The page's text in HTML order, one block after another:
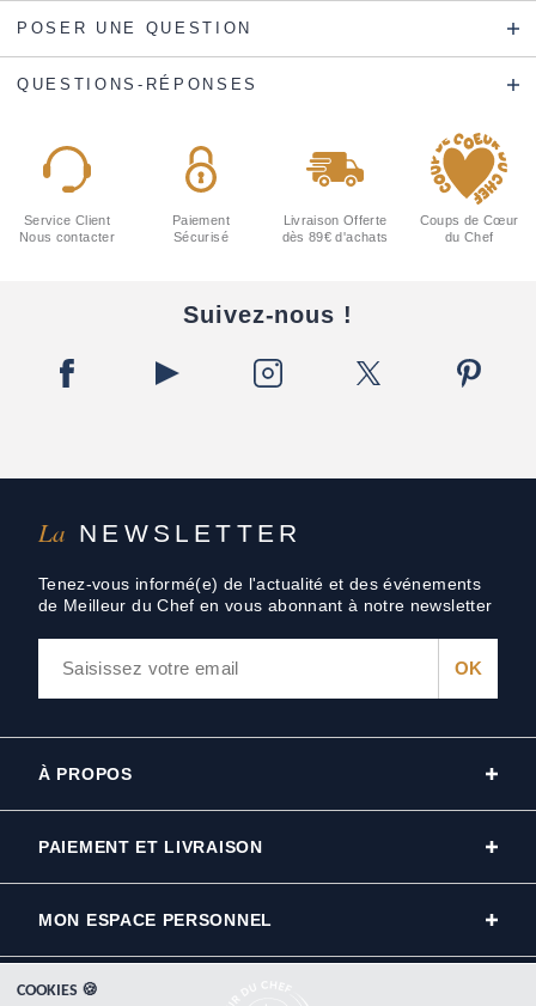
POSER UNE QUESTION
QUESTIONS-RÉPONSES
La NEWSLETTER
Tenez-vous informé(e) de l'actualité et des événements
de Meilleur du Chef en vous abonnant à notre newsletter
Service Client
Nous contacter
Paiement
Sécurisé
Livraison Offerte
dès 89€ d'achats
Coups de Cœur
du Chef
Suivez-nous !
À PROPOS
PAIEMENT ET LIVRAISON
MON ESPACE PERSONNEL
COOKIES 🍪